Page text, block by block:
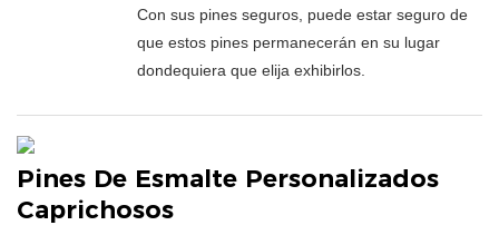
Con sus pines seguros, puede estar seguro de
que estos pines permanecerán en su lugar
dondequiera que elija exhibirlos.
Pines De Esmalte Personalizados
Caprichosos